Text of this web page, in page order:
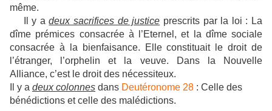
même.
Il y adeux sacrifices de justice prescrits par la loi : La
dîme prémices consacrée à l’Eternel, et la dîme sociale
consacrée à la bienfaisance. Elle constituait le droit de
l’étranger, l’orphelin et la veuve. Dans la Nouvelle
Alliance, c’est le droit des nécessiteux.
Il y a deux colonnes dans Deutéronome 28 : Celle des
bénédictions et celle des malédictions.